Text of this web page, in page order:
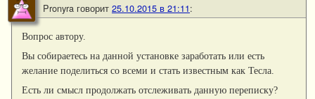
Pronyra говорит 25.10.2015 в 21:11:
Вопрос автору.
Вы собираетесь на данной установке заработать или есть
желание поделиться со всеми и стать известным как Тесла.
Есть ли смысл продолжать отслеживать данную переписку?